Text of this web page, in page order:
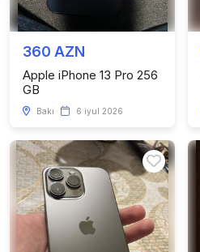
360 AZN
Apple iPhone 13 Pro 256
GB
Bakı 6 iyul 2026